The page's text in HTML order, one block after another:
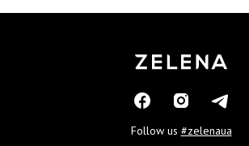
Follow us #zelenaua